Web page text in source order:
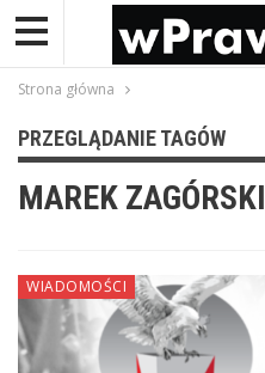
Strona główna
PRZEGLĄDANIE TAGÓW
MAREK ZAGÓRSKI
WIADOMOŚCI